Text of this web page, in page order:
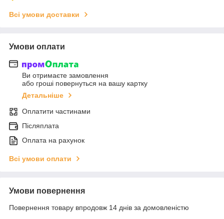
Всі умови доставки
Умови оплати
Ви отримаєте замовлення
або гроші повернуться на вашу картку
Детальніше
Оплатити частинами
Післяплата
Оплата на рахунок
Всі умови оплати
Умови повернення
Повернення товару впродовж 14 днів за домовленістю